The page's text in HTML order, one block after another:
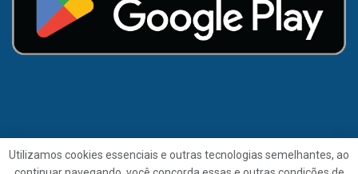
Utilizamos cookies essenciais e outras tecnologias semelhantes, ao